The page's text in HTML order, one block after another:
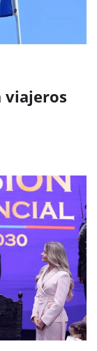
viajeros